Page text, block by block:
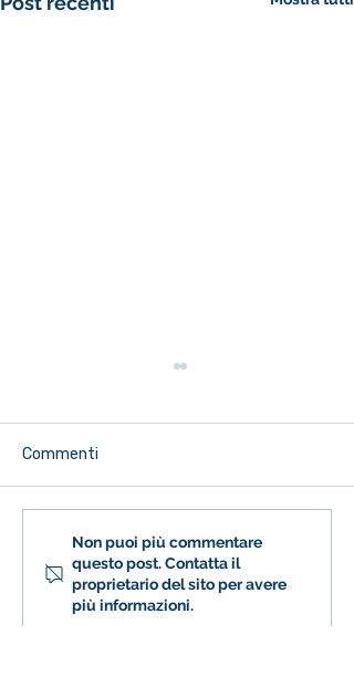
Podcast Puntata 10 -
Hippo Olympiad
Commenti
Non puoi più commentare
questo post. Contatta il
proprietario del sito per avere
più informazioni.